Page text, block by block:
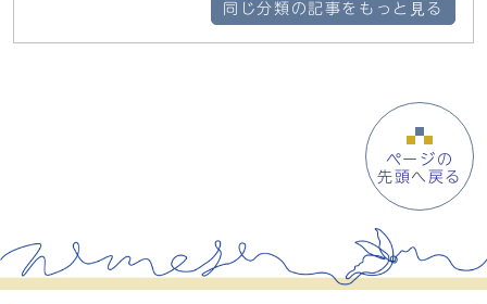
同じ分類の記事をもっと見る
ページの
先頭へ戻る